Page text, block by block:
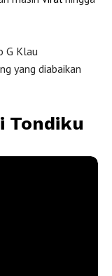
G Klau
yang diabaikan
Tondiku